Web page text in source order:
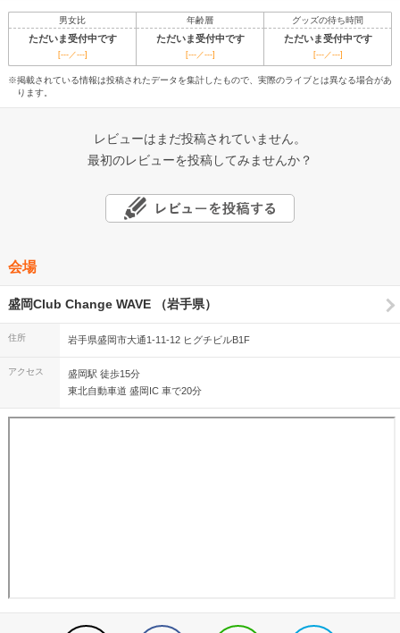
男女比 年齢層 グッズの待ち時間
ただいま受付中です ただいま受付中です ただいま受付中です
[---／---] [---／---] [---／---]
※掲載されている情報は投稿されたデータを集計したもので、実際のライブとは異なる場合があ
ります。
レビューはまだ投稿されていません。
最初のレビューを投稿してみませんか？
会場
盛岡Club Change WAVE （岩手県）
住所 岩手県盛岡市大通1-11-12 ヒグチビルB1F
アクセス
盛岡駅 徒歩15分
東北自動車道 盛岡IC 車で20分